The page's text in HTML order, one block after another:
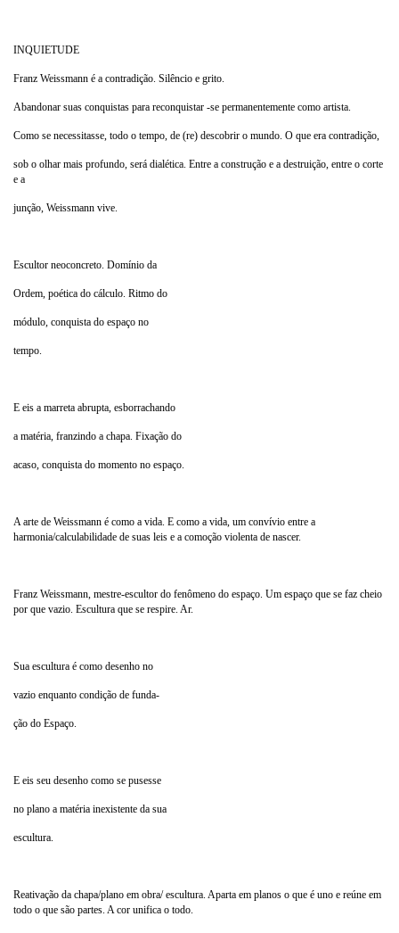
INQUIETUDE
Franz Weissmann é a contradição. Silêncio e grito.
Abandonar suas conquistas para reconquistar -se permanentemente como artista.
Como se necessitasse, todo o tempo, de (re) descobrir o mundo. O que era contradição,
sob o olhar mais profundo, será dialética. Entre a construção e a destruição, entre o corte
e a
junção, Weissmann vive.
Escultor neoconcreto. Domínio da
Ordem, poética do cálculo. Ritmo do
módulo, conquista do espaço no
tempo.
E eis a marreta abrupta, esborrachando
a matéria, franzindo a chapa. Fixação do
acaso, conquista do momento no espaço.
A arte de Weissmann é como a vida. E como a vida, um convívio entre a
harmonia/calculabilidade de suas leis e a comoção violenta de nascer.
Franz Weissmann, mestre-escultor do fenômeno do espaço. Um espaço que se faz cheio
por que vazio. Escultura que se respire. Ar.
Sua escultura é como desenho no
vazio enquanto condição de funda-
ção do Espaço.
E eis seu desenho como se pusesse
no plano a matéria inexistente da sua
escultura.
Reativação da chapa/plano em obra/ escultura. Aparta em planos o que é uno e reúne em
todo o que são partes. A cor unifica o todo.